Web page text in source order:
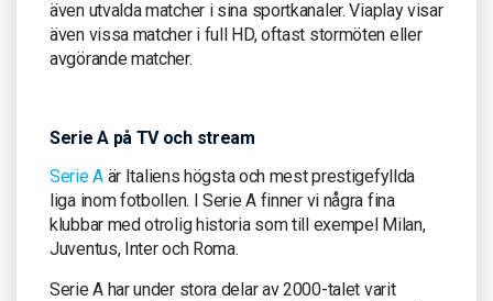
även utvalda matcher i sina sportkanaler. Viaplay visar
även vissa matcher i full HD, oftast stormöten eller
avgörande matcher.
Serie A på TV och stream
Serie Aär Italiens högsta och mest prestigefyllda
liga inom fotbollen. I Serie A finner vi några fina
klubbar med otrolig historia som till exempel Milan,
Juventus, Inter och Roma.
Serie A har under stora delar av 2000-talet varit